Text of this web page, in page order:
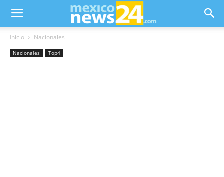
Inicio Nacionales
Nacionales Top4